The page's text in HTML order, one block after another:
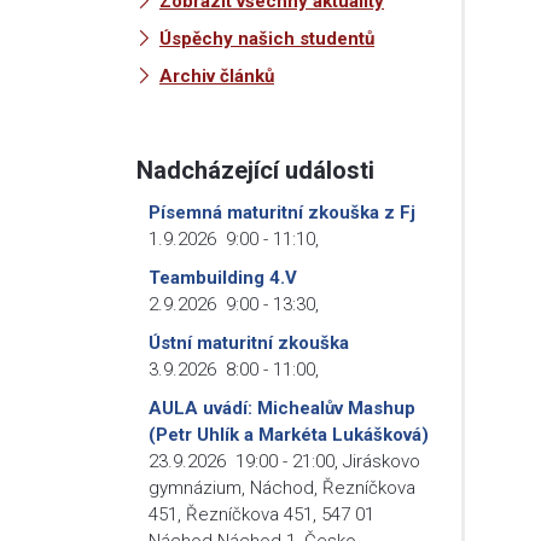
Úspěchy našich studentů
Archiv článků
Nadcházející události
Písemná maturitní zkouška z Fj
1.9.2026 9:00 - 11:10
Teambuilding 4.V
2.9.2026 9:00 - 13:30
Ústní maturitní zkouška
3.9.2026 8:00 - 11:00
AULA uvádí: Michealův Mashup
(Petr Uhlík a Markéta Lukášková)
23.9.2026 19:00 - 21:00 Jiráskovo
gymnázium, Náchod, Řezníčkova
451, Řezníčkova 451, 547 01